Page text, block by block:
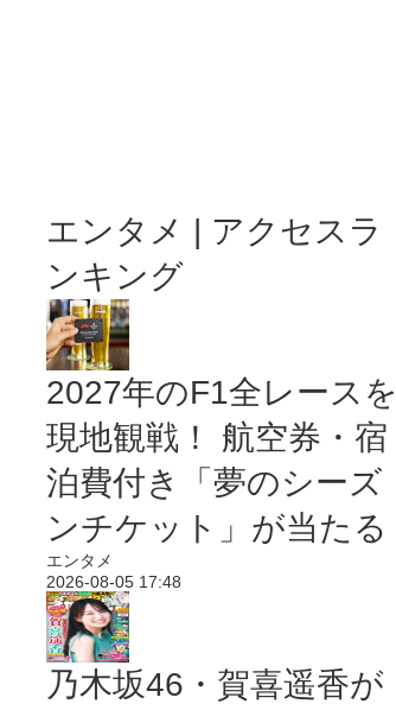
エンタメ | アクセスラ
ンキング
2027年のF1全レースを
現地観戦！ 航空券・宿
泊費付き「夢のシーズ
ンチケット」が当たる
エンタメ
2026-08-05 17:48
乃木坂46・賀喜遥香が